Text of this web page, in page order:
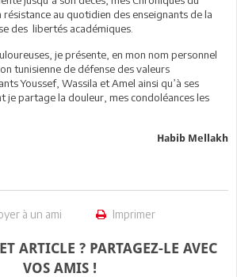
au quotidien des enseignants de la
des libertés académiques.
je présente, en mon nom personnel
tunisienne de défense des valeurs
Youssef, Wassila et Amel ainsi qu’à ses
je partage la douleur, mes condoléances les
Habib Mellakh
à un ami Imprimer
ARTICLE ? PARTAGEZ-LE AVEC
VOS AMIS !